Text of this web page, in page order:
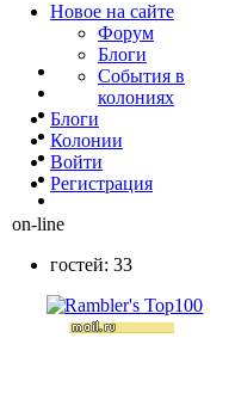
Новое на сайте
Форум
Блоги
События в
колониях
Блоги
Колонии
Войти
Peгиcтpaция
on-line
гостей: 33